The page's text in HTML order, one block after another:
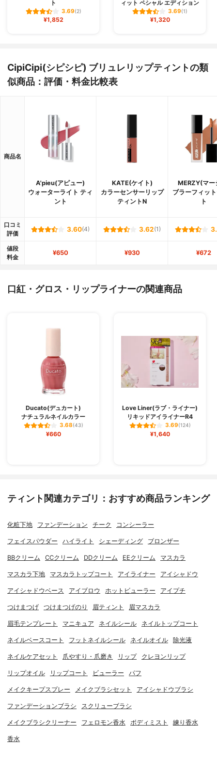
ト
3.69(2)
¥1,852
ィット ペシャル エディション
3.69(1)
¥1,320
CipiCipi(シピシピ) ブリュレリップティントの類
似商品：評価・料金比較表
商品名
A'pieu(アピュー)
ウォーターライト ティ
ント
KATE(ケイト)
カラーセンサーリップ
ティントN
MERZY(マー
ブラーフィッ
ト
口コミ
評価
3.60(4) 3.62(1)
値段
料金
¥650 ¥930 ¥672
口紅・グロス・リップライナーの関連商品
Ducato(デュカート)
ナチュラルネイルカラー
3.68(43)
¥660
Love Liner(ラブ・ライナー)
リキッドアイライナーR4
3.69(124)
¥1,640
ティント関連カテゴリ：おすすめ商品ランキング
化粧下地 ファンデーション チーク コンシーラー
フェイスパウダー ハイライト シェーディング ブロンザー
BBクリーム CCクリーム DDクリーム EEクリーム マスカラ
マスカラ下地 マスカラトップコート アイライナー アイシャドウ
アイシャドウベース アイブロウ ホットビューラー アイプチ
つけまつげ つけまつげのり 眉ティント 眉マスカラ
眉毛テンプレート マニキュア ネイルシール ネイルトップコート
ネイルベースコート フットネイルシール ネイルオイル 除光液
ネイルケアセット 爪やすり・爪磨き リップ クレヨンリップ
リップオイル リップコート ビューラー パフ
メイクキープスプレー メイクブラシセット アイシャドウブラシ
ファンデーションブラシ スクリューブラシ
メイクブラシクリーナー フェロモン香水 ボディミスト 練り香水
香水